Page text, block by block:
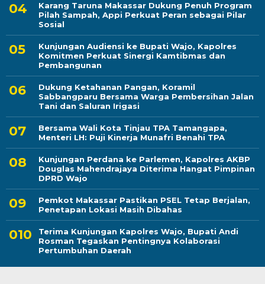
Karang Taruna Makassar Dukung Penuh Program
Pilah Sampah, Appi Perkuat Peran sebagai Pilar
Sosial
Kunjungan Audiensi ke Bupati Wajo, Kapolres
Komitmen Perkuat Sinergi Kamtibmas dan
Pembangunan
Dukung Ketahanan Pangan, Koramil
Sabbangparu Bersama Warga Pembersihan Jalan
Tani dan Saluran Irigasi
Bersama Wali Kota Tinjau TPA Tamangapa,
Menteri LH: Puji Kinerja Munafri Benahi TPA
Kunjungan Perdana ke Parlemen, Kapolres AKBP
Douglas Mahendrajaya Diterima Hangat Pimpinan
DPRD Wajo
Pemkot Makassar Pastikan PSEL Tetap Berjalan,
Penetapan Lokasi Masih Dibahas
Terima Kunjungan Kapolres Wajo, Bupati Andi
Rosman Tegaskan Pentingnya Kolaborasi
Pertumbuhan Daerah